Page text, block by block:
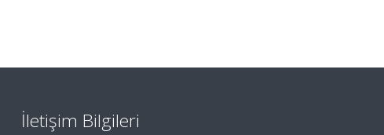
İletişim Bilgileri